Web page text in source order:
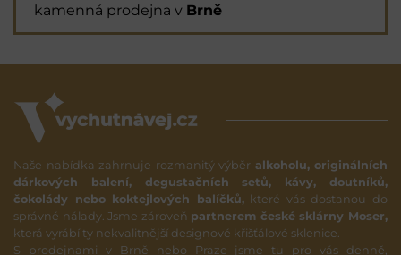
kamenná prodejna v Brně
Naše nabídka zahrnuje rozmanitý výběr alkoholu, originálních
dárkových balení, degustačních setů, kávy, doutníků,
čokolády nebo koktejlových balíčků,které vás dostanou do
správné nálady. Jsme zároveň partnerem české sklárny Moser,
která vyrábí ty nekvalitnější designové křišťálové sklenice.
S prodejnami v Brně nebo Praze jsme tu pro vás denně,